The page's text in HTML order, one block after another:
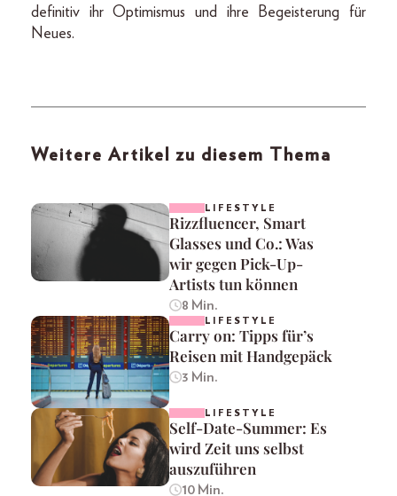
definitiv ihr Optimismus und ihre Begeisterung für
Neues.
Weitere Artikel zu diesem Thema
LIFESTYLE
Rizzfluencer, Smart
Glasses und Co.: Was
wir gegen Pick-Up-
Artists tun können
8 Min.
LIFESTYLE
Carry on: Tipps für’s
Reisen mit Handgepäck
3 Min.
LIFESTYLE
Self-Date-Summer: Es
wird Zeit uns selbst
auszuführen
10 Min.